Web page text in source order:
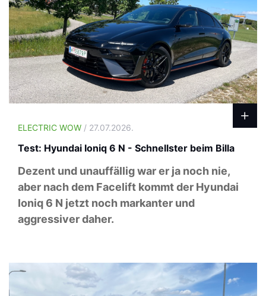
ELECTRIC WOW / 27.07.2026.
Test: Hyundai Ioniq 6 N - Schnellster beim Billa
Dezent und unauffällig war er ja noch nie,
aber nach dem Facelift kommt der Hyundai
Ioniq 6 N jetzt noch markanter und
aggressiver daher.